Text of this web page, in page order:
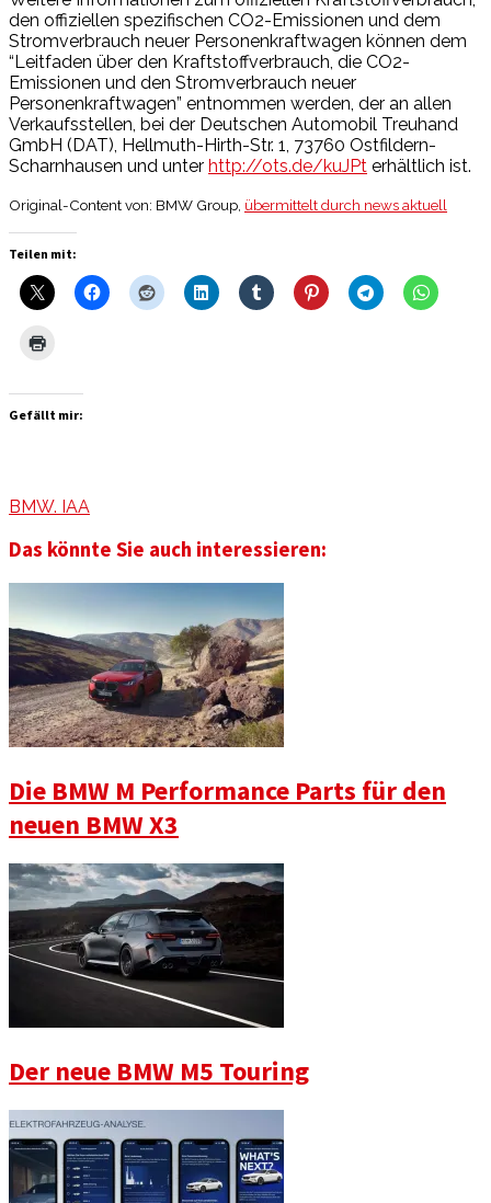
den offiziellen spezifischen CO2-Emissionen und dem
Stromverbrauch neuer Personenkraftwagen können dem
“Leitfaden über den Kraftstoffverbrauch, die CO2-
Emissionen und den Stromverbrauch neuer
Personenkraftwagen” entnommen werden, der an allen
Verkaufsstellen, bei der Deutschen Automobil Treuhand
GmbH (DAT), Hellmuth-Hirth-Str. 1, 73760 Ostfildern-
Scharnhausen und unter http://ots.de/kuJPt erhältlich ist.
Original-Content von: BMW Group, übermittelt durch news aktuell
Teilen mit:
Gefällt mir:
BMW. IAA
Das könnte Sie auch interessieren:
Die BMW M Performance Parts für den
neuen BMW X3
Der neue BMW M5 Touring